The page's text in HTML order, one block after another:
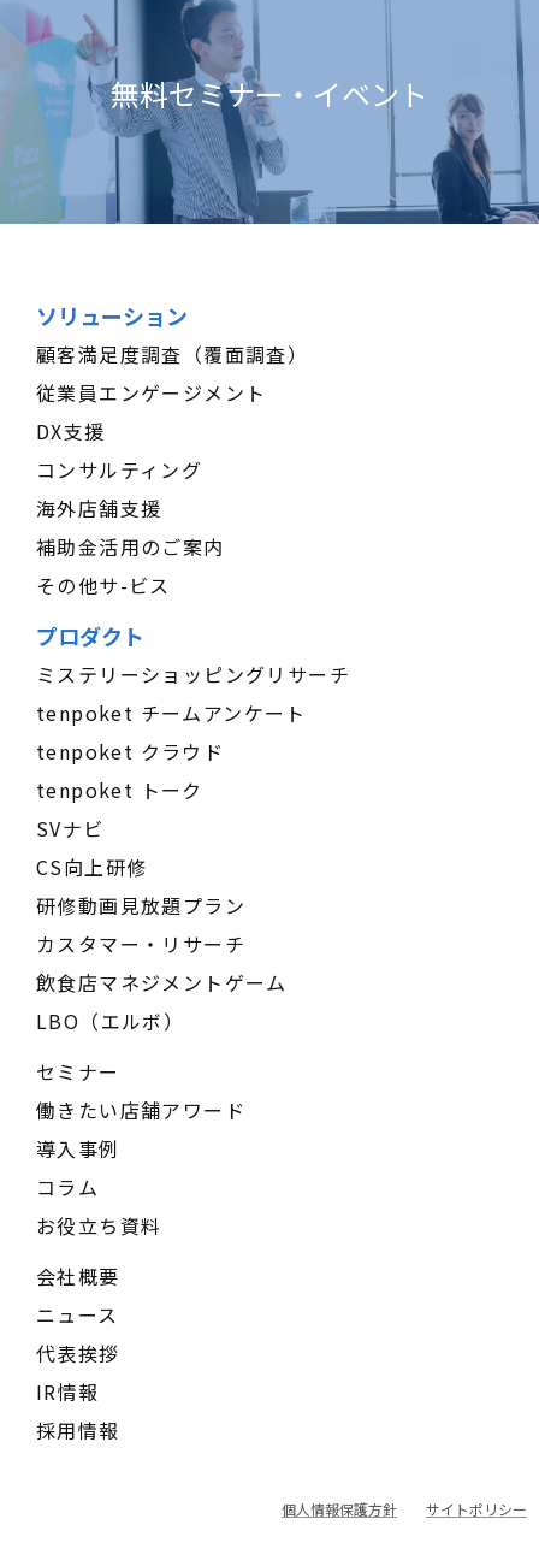
無料セミナー・イベント
ソリューション
顧客満足度調査（覆面調査）
従業員エンゲージメント
DX支援
コンサルティング
海外店舗支援
補助金活用のご案内
その他サ-ビス
プロダクト
ミステリーショッピングリサーチ
tenpoket チームアンケート
tenpoket クラウド
tenpoket トーク
SVナビ
CS向上研修
研修動画見放題プラン
カスタマー・リサーチ
飲食店マネジメントゲーム
LBO（エルボ）
セミナー
働きたい店舗アワード
導入事例
コラム
お役立ち資料
会社概要
ニュース
代表挨拶
IR情報
採用情報
個人情報保護方針 サイトポリシー